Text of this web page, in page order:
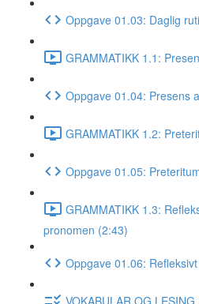
Oppgave 01.03: Daglig
GRAMMATIKK 1.1:
Oppgave 01.04: Presens
GRAMMATIKK 1.2:
Oppgave 01.05:
GRAMMATIKK 1.3:
pronomen (2:43)
Oppgave 01.06:
VOKABULAR OG LESING